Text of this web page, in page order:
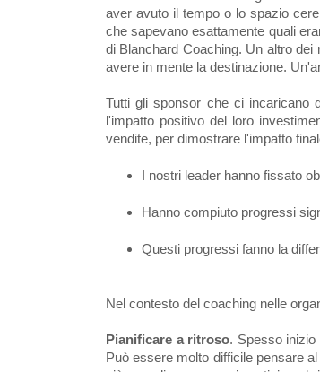
aver avuto il tempo o lo spazio
che sapevano esattamente quali
di Blanchard Coaching. Un altro
avere in mente la destinazione.
Tutti gli sponsor che ci incaricano
l'impatto positivo del loro
vendite, per dimostrare l'impatto
I nostri leader hanno fissato
Hanno compiuto progressi
Questi progressi fanno la
Nel contesto del coaching nelle
Pianificare a ritroso. Spesso
Può essere molto difficile pensare